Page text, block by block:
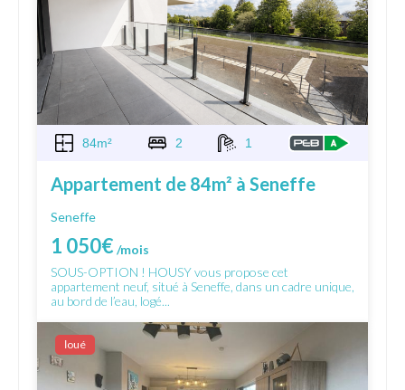
84m² 2 1
Appartement de 84m² à Seneffe
Seneffe
1 050€/mois
SOUS-OPTION ! HOUSY vous propose cet
appartement neuf, situé à Seneffe, dans un cadre unique,
au bord de l’eau, logé...
Ιoué